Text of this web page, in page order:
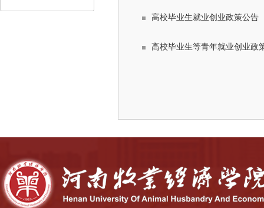
高校毕业生就业创业政策公告
高校毕业生等青年就业创业政